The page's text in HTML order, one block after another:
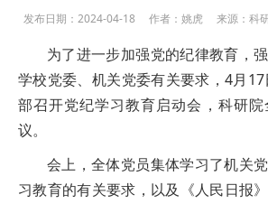
发布日期：2024-04-18 作者：姚虎 来源：科
为了进一步加强党的纪律教育，
学校党委、机关党委有关要求，4月
部召开党纪学习教育启动会，科研
议。
会上，全体党员集体学习了机关
习教育的有关要求，以及《人民日报